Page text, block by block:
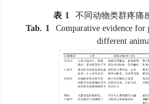
表 1
不同动物类群疼痛
Tab. 1
Comparative evidence for
different